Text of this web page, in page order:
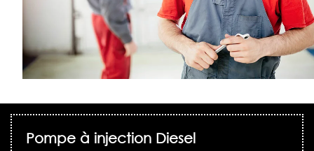
Pompe à injection Diesel